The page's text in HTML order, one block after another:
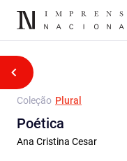
Coleção Plural
Poética
Ana Cristina Cesar